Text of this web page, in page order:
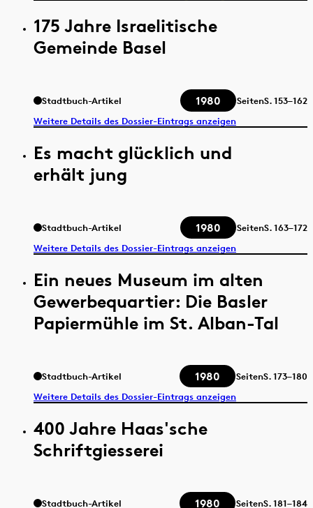
175 Jahre Israelitische
Gemeinde Basel
Stadtbuch-Artikel 1980 SeitenS.153–162
Weitere Details des Dossier-Eintrags anzeigen
Es macht glücklich und
erhält jung
Stadtbuch-Artikel 1980 SeitenS.163–172
Weitere Details des Dossier-Eintrags anzeigen
Ein neues Museum im alten
Gewerbequartier: Die Basler
Papiermühle im St. Alban-Tal
Stadtbuch-Artikel 1980 SeitenS.173–180
Weitere Details des Dossier-Eintrags anzeigen
400 Jahre Haas'sche
Schriftgiesserei
Stadtbuch-Artikel 1980 SeitenS.181–184